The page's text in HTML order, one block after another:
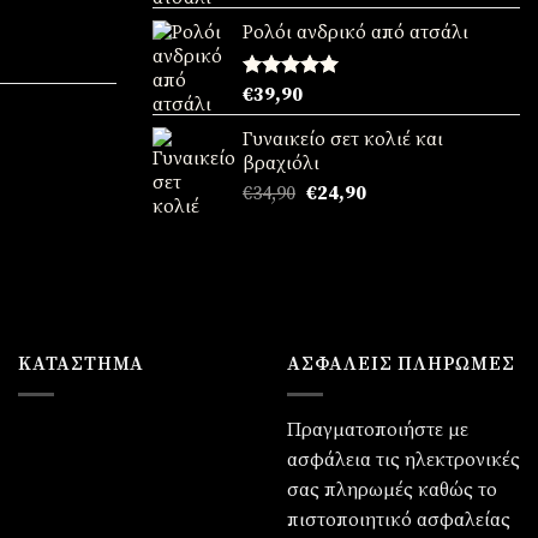
με5.00
από 5
Ρολόι ανδρικό από ατσάλι
Βαθμολογήθηκε
με5.00
από 5
€39,90
Γυναικείο σετ κολιέ και
βραχιόλι
€34,90 Original
€24,90Η
ΚΑΤΆΣΤΗΜΑ ΑΣΦΑΛΕΙΣ ΠΛΗΡΩΜΕΣ
Πραγματοποιήστε με
ασφάλεια τις ηλεκτρονικές
σας πληρωμές καθώς το
πιστοποιητικό ασφαλείας